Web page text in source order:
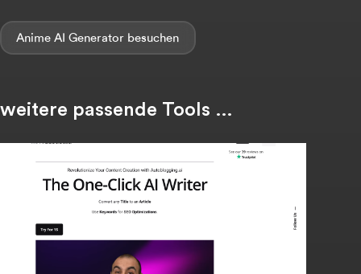
Anime AI Generator
weitere passende Tools …